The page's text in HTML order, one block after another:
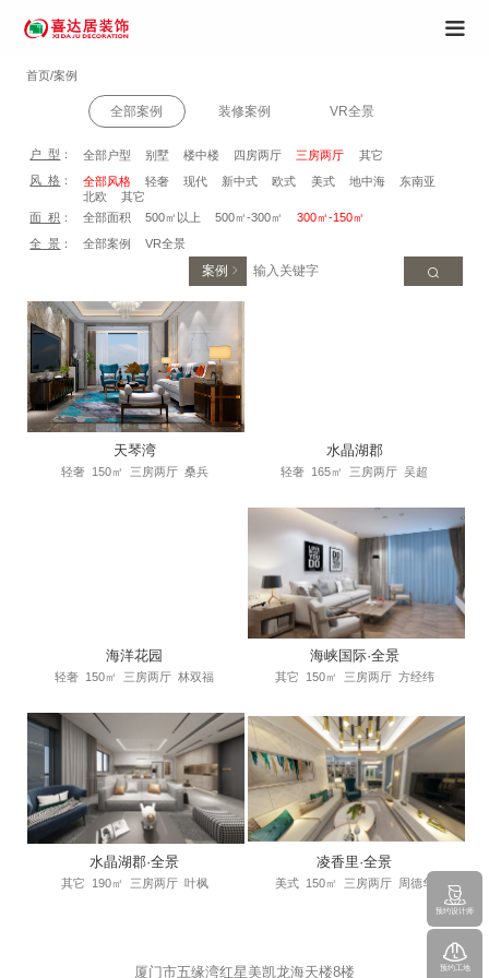
首页/案例
全部案例 装修案例 VR全景
户 型 ： 全部户型 别墅 楼中楼 四房两厅 三房两厅
其它
风 格 ： 全部风格 轻奢 现代 新中式 欧式 美式 地中海
东南亚
北欧
其它
面 积 ： 全部面积 500㎡以上 500㎡-300㎡
300㎡-150㎡
全 景 ： 全部案例 VR全景
案例
天琴湾
轻奢 150㎡ 三房两厅 桑兵
水晶湖郡
轻奢 165㎡ 三房两厅 吴超
海洋花园
轻奢 150㎡ 三房两厅 林双福
海峡国际·全景
其它 150㎡ 三房两厅 方经纬
水晶湖郡·全景
其它 190㎡ 三房两厅 叶枫
凌香里·全景
美式 150㎡ 三房两厅 周德华
厦门市五缘湾红星美凯龙海天楼8楼
预约设计师
预约工地